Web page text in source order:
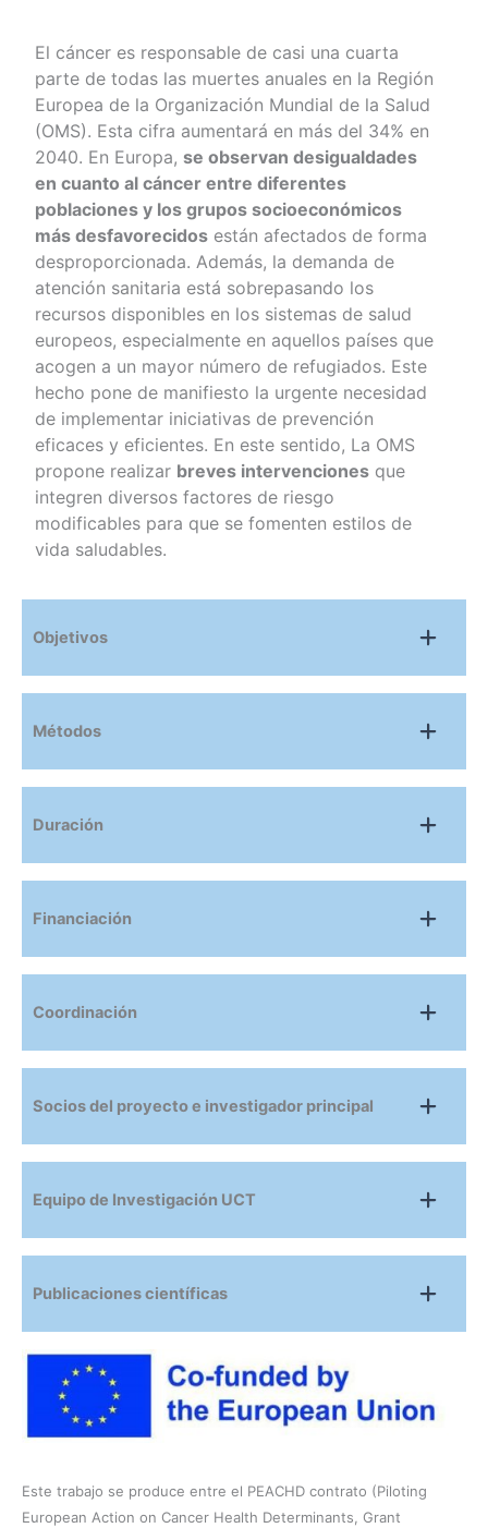
El cáncer es responsable de casi una cuarta
parte de todas las muertes anuales en la Región
Europea de la Organización Mundial de la Salud
(OMS). Esta cifra aumentará en más del 34% en
2040. En Europa, se observan desigualdades
en cuanto al cáncer entre diferentes
poblaciones y los grupos socioeconómicos
más desfavorecidos están afectados de forma
desproporcionada. Además, la demanda de
atención sanitaria está sobrepasando los
recursos disponibles en los sistemas de salud
europeos, especialmente en aquellos países que
acogen a un mayor número de refugiados. Este
hecho pone de manifiesto la urgente necesidad
de implementar iniciativas de prevención
eficaces y eficientes. En este sentido, La OMS
propone realizar breves intervenciones que
integren diversos factores de riesgo
modificables para que se fomenten estilos de
vida saludables.
Objetivos
Métodos
Duración
Financiación
Coordinación
Socios del proyecto e investigador principal
Equipo de Investigación UCT
Publicaciones científicas
Este trabajo se produce entre el PEACHD contrato (Piloting
European Action on Cancer Health Determinants, Grant